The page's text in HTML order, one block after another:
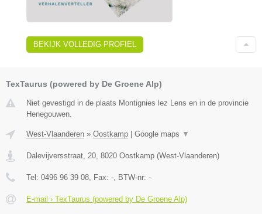
BEKIJK VOLLEDIG PROFIEL
TexTaurus (powered by De Groene Alp)
Niet gevestigd in de plaats Montignies lez Lens en in de provincie
Henegouwen.
West-Vlaanderen » Oostkamp Google maps ▼
Dalevijversstraat, 20 8020 Oostkamp (West-Vlaanderen)
Tel: 0496 96 39 08 , Fax: - , BTW-nr: -
E-mail › TexTaurus (powered by De Groene Alp)